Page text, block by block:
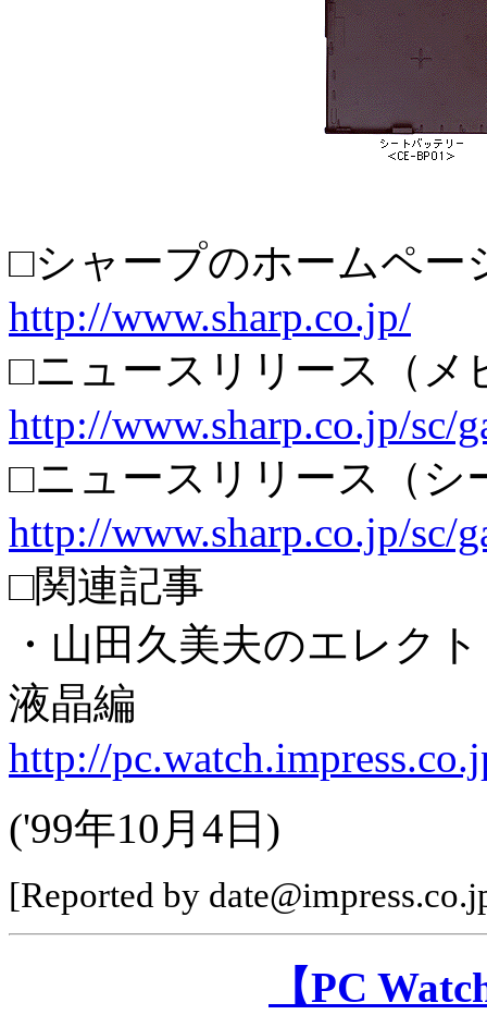
□シャープのホームペー
http://www.sharp.co.jp/
□ニュースリリース（メ
http://www.sharp.co.jp/sc/
□ニュースリリース（シ
http://www.sharp.co.jp/sc/
□関連記事
・山田久美夫のエレク
液晶編
http://
('99年10月4日)
[Reported by
【PC